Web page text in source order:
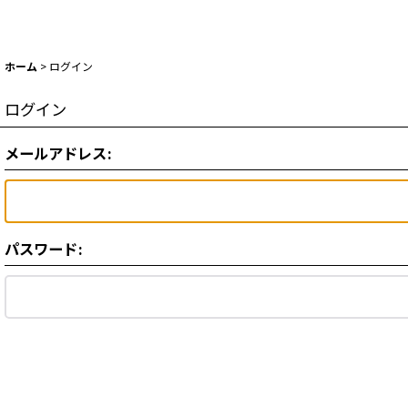
ホーム > ログイン
ログイン
メールアドレス:
パスワード: